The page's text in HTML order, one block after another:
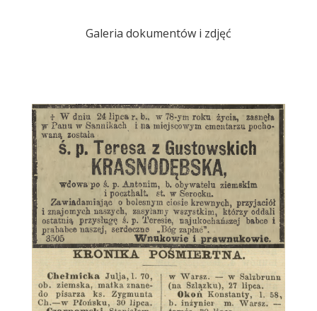
Galeria dokumentów i zdjęć